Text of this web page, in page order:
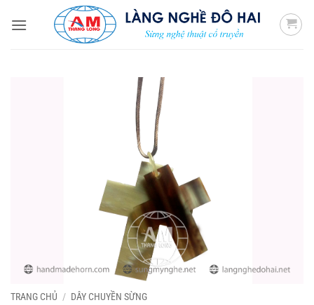
qua
TRANG CHỦ / DÂY CHUYỀN SỪNG